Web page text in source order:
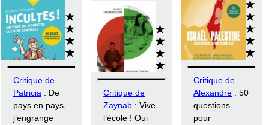
Critique de
Patricia : De
pays en pays,
j’engrange
Critique de
Zaynab : Vive
l’école ! Oui
Critique de
Alexandre : 50
questions
pour